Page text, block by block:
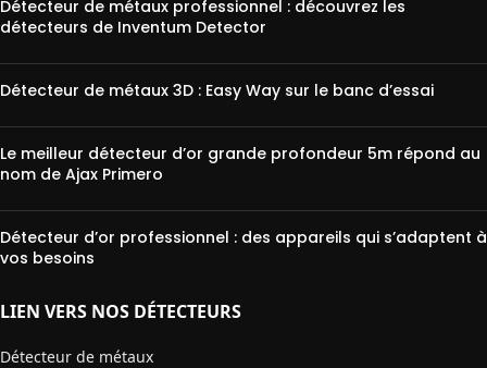
Détecteur de métaux professionnel : découvrez les
détecteurs de Inventum Detector
Détecteur de métaux 3D : Easy Way sur le banc d’essai
Le meilleur détecteur d’or grande profondeur 5m répond au
nom de Ajax Primero
Détecteur d’or professionnel : des appareils qui s’adaptent à
vos besoins
LIEN VERS NOS DÉTECTEURS
Détecteur de métaux